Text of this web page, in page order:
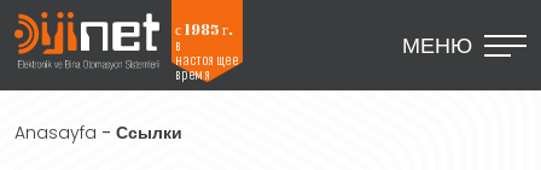
с 1985 г.
в
настоящее
время
МЕНЮ
Anasayfa - Ссылки